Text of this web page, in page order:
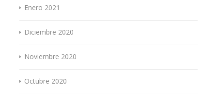
Enero 2021
Diciembre 2020
Noviembre 2020
Octubre 2020